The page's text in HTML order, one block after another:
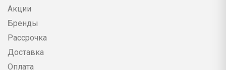
Акции
Бренды
Рассрочка
Доставка
Оплата